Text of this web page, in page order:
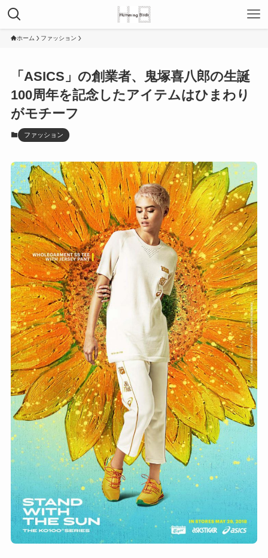
ホーム ファッション
「ASICS」の創業者、鬼塚喜八郎の生誕
100周年を記念したアイテムはひまわり
がモチーフ
ファッション